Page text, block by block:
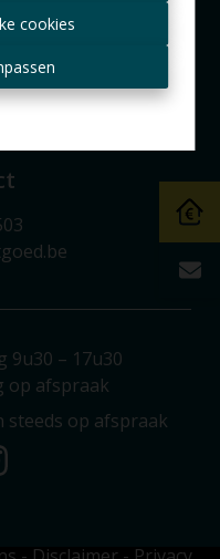
cookies
24
9u30 – 17u30
op afspraak
op afspraak
per mail